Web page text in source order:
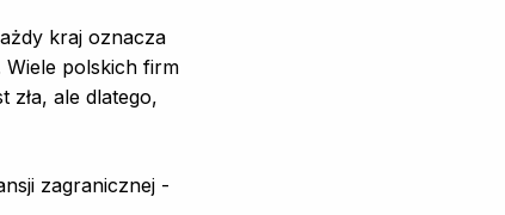
kraj oznacza
Wiele polskich firm
zła, ale dlatego,
zagranicznej -